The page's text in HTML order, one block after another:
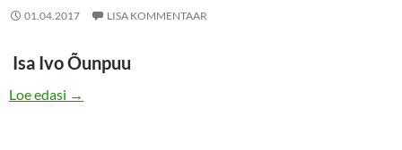
01.04.2017 LISA KOMMENTAAR
Isa Ivo Õunpuu
Loe edasi LAPS ON JUMALA OMAND, USALDATUD
→